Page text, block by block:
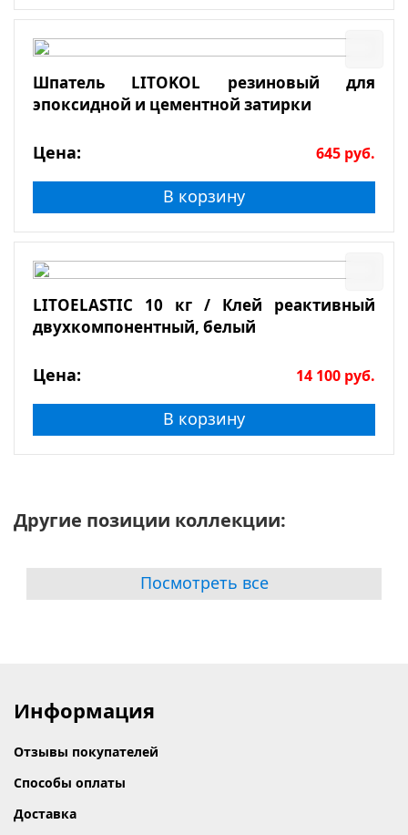
Шпатель LITOKOL резиновый для
эпоксидной и цементной затирки
Цена: 645 руб.
В корзину
LITOELASTIC 10 кг / Клей реактивный
двухкомпонентный, белый
Цена: 14 100 руб.
В корзину
Другие позиции коллекции:
Посмотреть все
Информация
Отзывы покупателей
Способы оплаты
Доставка